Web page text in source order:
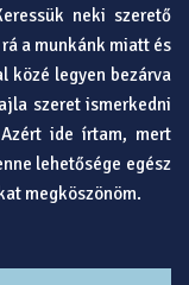
neki szerető
a munkánk miatt és
közé legyen bezárva
szeret ismerkedni
ide írtam, mert
lehetősége egész
megköszönöm.